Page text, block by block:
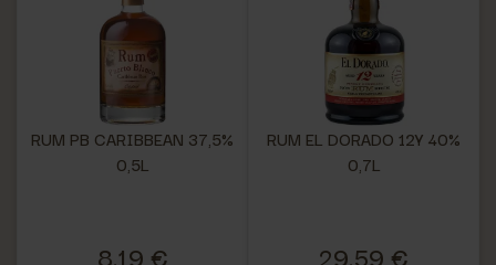
RUM PB CARIBBEAN 37,5%
0,5L
8.19 €
RUM EL DORADO 12Y 40%
0,7L
29.59 €